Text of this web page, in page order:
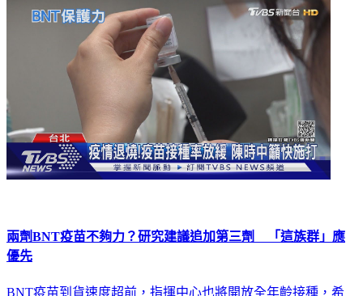
生活
兩劑BNT疫苗不夠力？研究建議追加第三劑 「這族群」應